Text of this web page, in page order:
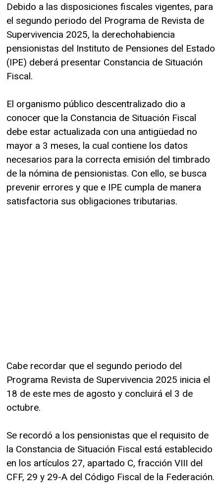
Debido a las disposiciones fiscales vigentes, para
el segundo periodo del Programa de Revista de
Supervivencia 2025, la derechohabiencia
pensionistas del Instituto de Pensiones del Estado
(IPE) deberá presentar Constancia de Situación
Fiscal.
El organismo público descentralizado dio a
conocer que la Constancia de Situación Fiscal
debe estar actualizada con una antigüedad no
mayor a 3 meses, la cual contiene los datos
necesarios para la correcta emisión del timbrado
de la nómina de pensionistas. Con ello, se busca
prevenir errores y que e IPE cumpla de manera
satisfactoria sus obligaciones tributarias.
Cabe recordar que el segundo periodo del
Programa Revista de Supervivencia 2025 inicia el
18 de este mes de agosto y concluirá el 3 de
octubre.
Se recordó a los pensionistas que el requisito de
la Constancia de Situación Fiscal está establecido
en los artículos 27, apartado C, fracción VIII del
CFF, 29 y 29-A del Código Fiscal de la Federación.